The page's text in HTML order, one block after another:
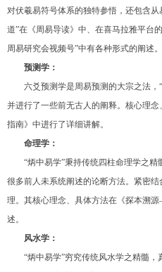
对伏羲易符号体系的独特参悟，还包含
道”在《周易导读》中、在喜马拉雅平台
周易研究会视频号”中有各种形式的阐述。
预测学：
六爻预测学是周易预测的大宗之法，
并进行了一些前无古人的阐释。核心理
指南》中进行了详细讲解。
命理学：
“炳中易学”秉持传统四柱命理学之
很多前人未系统阐述的论断方法。紧密
理。其核心理念、具体方法在《探本溯
述。
风水学：
“炳中易学”穷究传统风水学之精髓